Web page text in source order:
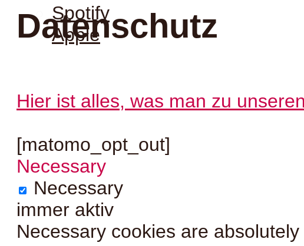
Spotify
Apple
Datenschutz
Hier ist alles, was man zu
[matomo_opt_out]
Necessary
Necessary
immer aktiv
Necessary cookies are